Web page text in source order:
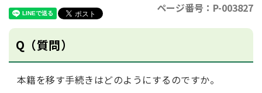
ページ番号：P-003827
Q（質問）
本籍を移す手続きはどのようにするのですか。